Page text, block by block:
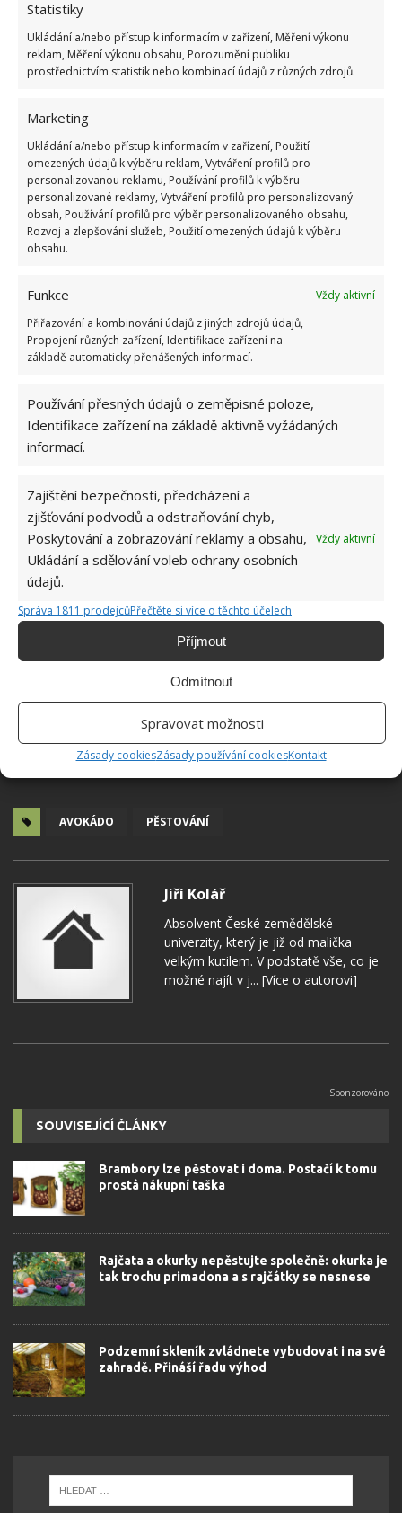
Statistiky
Ukládání a/nebo přístup k informacím v zařízení, Měření výkonu
reklam, Měření výkonu obsahu, Porozumění publiku
prostřednictvím statistik nebo kombinací údajů z různých zdrojů.
Marketing
Ukládání a/nebo přístup k informacím v zařízení, Použití
omezených údajů k výběru reklam, Vytváření profilů pro
personalizovanou reklamu, Používání profilů k výběru
personalizované reklamy, Vytváření profilů pro personalizovaný
obsah, Používání profilů pro výběr personalizovaného obsahu,
Rozvoj a zlepšování služeb, Použití omezených údajů k výběru
obsahu.
Funkce
Vždy aktivní
Přiřazování a kombinování údajů z jiných zdrojů údajů,
Propojení různých zařízení, Identifikace zařízení na
základě automaticky přenášených informací.
Používání přesných údajů o zeměpisné poloze,
Identifikace zařízení na základě aktivně vyžádaných
informací.
Zajištění bezpečnosti, předcházení a
zjišťování podvodů a odstraňování chyb,
Poskytování a zobrazování reklamy a obsahu,
Ukládání a sdělování voleb ochrany osobních
údajů.
Vždy aktivní
Správa 1811 prodejcůPřečtěte si více o těchto účelech
Příjmout
Odmítnout
Spravovat možnosti
Zásady cookiesZásady používání cookiesKontakt
Fotografie: Freepik
Rostlina bude bujnější, pokud ji budete pravidelně
zastřihovat. Vhodné období je v době klidu, tedy
cm, zkraťte ji na polovinu.
Jak doroste do 30 cm,
zaštípněte horní patro lístků. Všechny boční
výhonky zkracujte při 20 cm na polovinu. To je v
prvním roce, v dalších letech, jak avokádo poroste,
Zdroj:Gardenersworld
AVOKÁDO PĚSTOVÁNÍ
Jiří Kolář
Absolvent České zemědělské
univerzity, který je již od malička
velkým kutilem. V podstatě vše, co je
možné najít v j... [Více o autorovi]
SOUVISEJÍCÍ ČLÁNKY
Brambory lze pěstovat i doma. Postačí k tomu
prostá nákupní taška
Rajčata a okurky nepěstujte společně: okurka je
tak trochu primadona a s rajčátky se nesnese
Podzemní skleník zvládnete vybudovat i na své
zahradě. Přináší řadu výhod